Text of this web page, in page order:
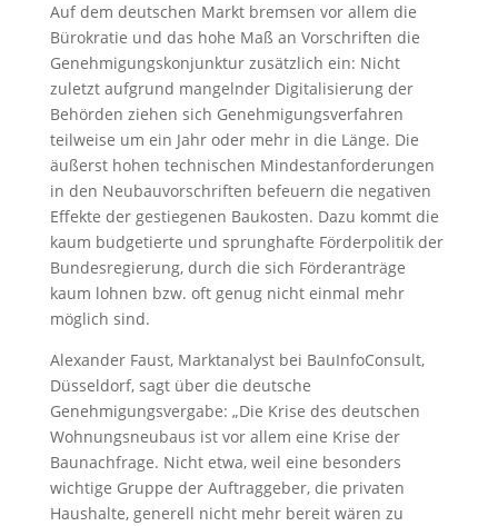
Auf dem deutschen Markt bremsen vor allem die
Bürokratie und das hohe Maß an Vorschriften die
Genehmigungskonjunktur zusätzlich ein: Nicht
zuletzt aufgrund mangelnder Digitalisierung der
Behörden ziehen sich Genehmigungsverfahren
teilweise um ein Jahr oder mehr in die Länge. Die
äußerst hohen technischen Mindestanforderungen
in den Neubauvorschriften befeuern die negativen
Effekte der gestiegenen Baukosten. Dazu kommt die
kaum budgetierte und sprunghafte Förderpolitik der
Bundesregierung, durch die sich Förderanträge
kaum lohnen bzw. oft genug nicht einmal mehr
möglich sind.
Alexander Faust, Marktanalyst bei BauInfoConsult,
Düsseldorf, sagt über die deutsche
Genehmigungsvergabe: „Die Krise des deutschen
Wohnungsneubaus ist vor allem eine Krise der
Baunachfrage. Nicht etwa, weil eine besonders
wichtige Gruppe der Auftraggeber, die privaten
Haushalte, generell nicht mehr bereit wären zu